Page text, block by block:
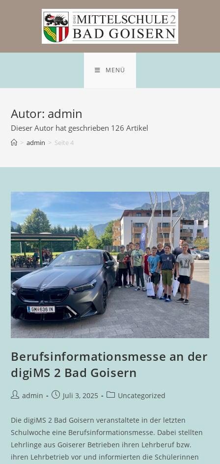
MENÜ
Autor: admin
Dieser Autor hat geschrieben 126 Artikel
> admin > Seite 4
Berufsinformationsmesse an der
digiMS 2 Bad Goisern
Beitrags-
admin
BeitragJuli 3, 2025
Beitrags-
Uncategorized
Die digiMS 2 Bad Goisern veranstaltete in der letzten
Schulwoche eine Berufsinformationsmesse. Dabei stellten
Lehrlinge aus Goiserer Betrieben ihren Lehrberuf bzw.
ihren Lehrbetrieb vor und informierten die Schülerinnen